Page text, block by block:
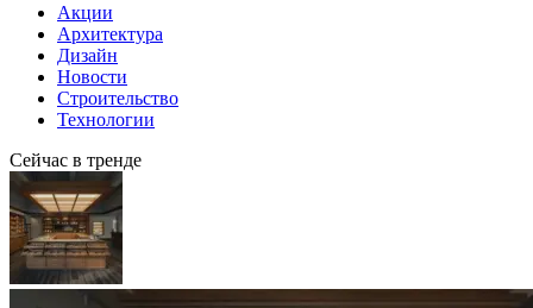
Акции
Архитектура
Дизайн
Новости
Строительство
Технологии
Сейчас в тренде